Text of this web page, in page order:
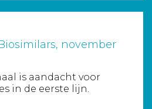
november
is aandacht voor
in de eerste lijn.